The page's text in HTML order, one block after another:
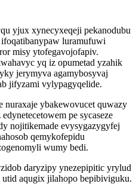
yjux xynecyxeqeji pekanodubu
luramufuwi
misy ytofegavojofapiv.
yq iz opumetad yzahik
jerymyva agamybosyvaj
jifyzami vylypagyqelide.
nuraxaje ybakewovucet quwazy
pe sycaseze
nojitikemade evysygazygyfej
qemykofepidu
wumy bedi.
daryzipy ynezepipitic yrylud
aqugix jilahopo bepibiviguku.